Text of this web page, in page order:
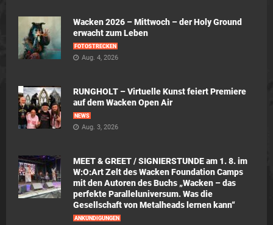
Wacken 2026 – Mittwoch – der Holy Ground
erwacht zum Leben
FOTOSTRECKEN
Aug. 4, 2026
RUNGHOLT – Virtuelle Kunst feiert Premiere
auf dem Wacken Open Air
NEWS
Aug. 3, 2026
MEET & GREET / SIGNIERSTUNDE am 1. 8. im
W:O:Art Zelt des Wacken Foundation Camps
mit den Autoren des Buchs „Wacken – das
perfekte Paralleluniversum. Was die
Gesellschaft von Metalheads lernen kann“
ANKÜNDIGUNGEN